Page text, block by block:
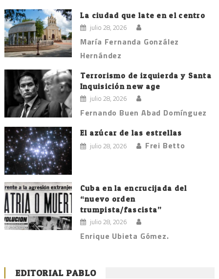
La ciudad que late en el centro
julio 28, 2026
María Fernanda González
Hernández
Terrorismo de izquierda y Santa
Inquisición new age
julio 28, 2026
Fernando Buen Abad Domínguez
El azúcar de las estrellas
julio 28, 2026 Frei Betto
Cuba en la encrucijada del
“nuevo orden
trumpista/fascista”
julio 28, 2026
Enrique Ubieta Gómez.
EDITORIAL PABLO